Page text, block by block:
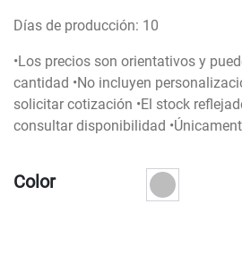
Días de producción: 10
•Los precios son orientativos y
cantidad •No incluyen
solicitar cotización •El stock
consultar disponibilidad
Color